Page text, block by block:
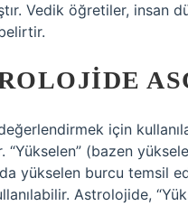
Vedik öğretiler, insan
için
“Yükselen” (bazen
yükselen burcu temsil
Astrolojide,